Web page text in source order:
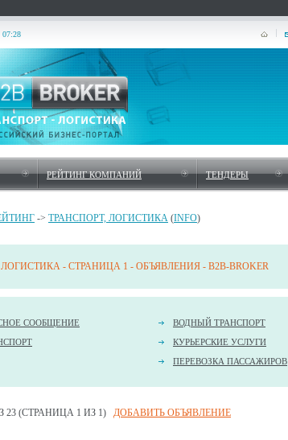
07:28
РЕЙТИНГ КОМПАНИЙ ТЕНДЕРЫ
-> ТРАНСПОРТ, ЛОГИСТИКА (INFO)
- СТРАНИЦА 1 - ОБЪЯВЛЕНИЯ - B2B-BROKER
СООБЩЕНИЕ ВОДНЫЙ ТРАНСПОРТ
КУРЬЕРСКИЕ УСЛУГИ
ПЕРЕВОЗКА ПАССАЖИРОВ
23 (СТРАНИЦА 1 ИЗ 1) ДОБАВИТЬ ОБЪЯВЛЕНИЕ